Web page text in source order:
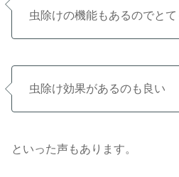
虫除けの機能もあるのでとて
虫除け効果があるのも良い
といった声もあります。